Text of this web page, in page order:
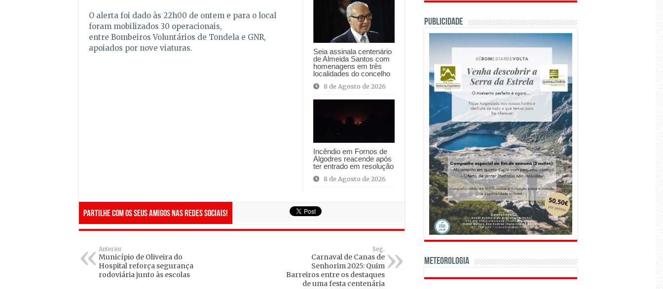
Seia assinala centenário
de Almeida Santos com
homenagens em três
localidades do concelho
8 de Agosto de 2026
Incêndio em Fornos de
Algodres reacende após
ter entrado em resolução
8 de Agosto de 2026
O alerta foi dado às 22h00 de ontem e para o local
foram mobilizados 30 operacionais,
entre Bombeiros Voluntários de Tondela e GNR,
apoiados por nove viaturas.
Partilhe com os seus amigos nas redes sociais!
Anterior
Município de Oliveira do
Hospital reforça segurança
rodoviária junto às escolas
Seg.
Carnaval de Canas de
Senhorim 2025: Quim
Barreiros entre os destaques
de uma festa centenária
PUBLICIDADE
Meteorologia